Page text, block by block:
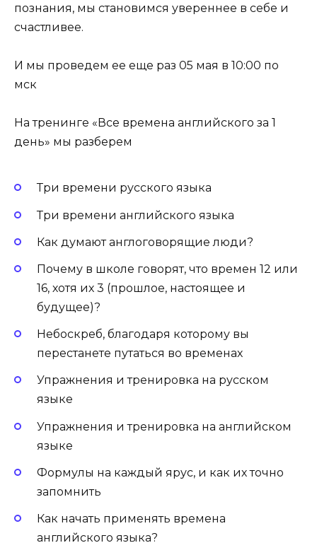
познания, мы становимся увереннее в себе и
счастливее.
И мы проведем ее еще раз 05 мая в 10:00 по
мск
На тренинге «Все времена английского за 1
день» мы разберем
Три времени русского языка
Три времени английского языка
Как думают англоговорящие люди?
Почему в школе говорят, что времен 12 или
16, хотя их 3 (прошлое, настоящее и
будущее)?
Небоскреб, благодаря которому вы
перестанете путаться во временах
Упражнения и тренировка на русском
языке
Упражнения и тренировка на английском
языке
Формулы на каждый ярус, и как их точно
запомнить
Как начать применять времена
английского языка?